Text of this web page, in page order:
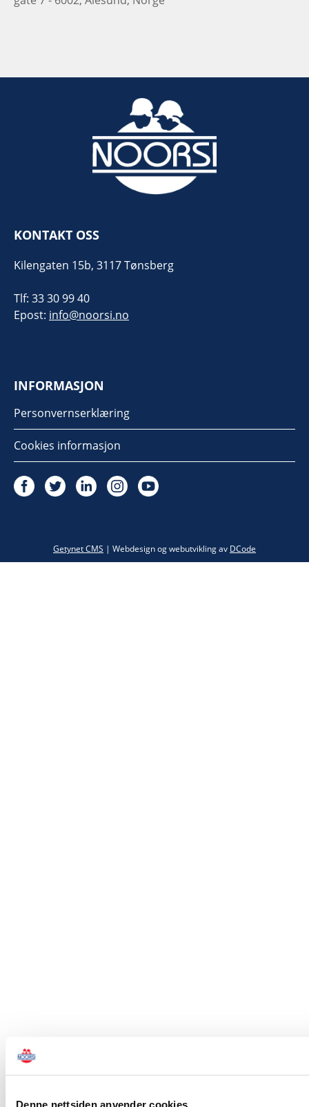
Denne nettsiden anvender cookies
KONTAKT OSS
Kilengaten 15b, 3117 Tønsberg
Tlf: 33 30 99 40
Epost: info@noorsi.no
INFORMASJON
Personvernserklæring
Cookies informasjon
Getynet CMS | Webdesign og webutvikling av DCode